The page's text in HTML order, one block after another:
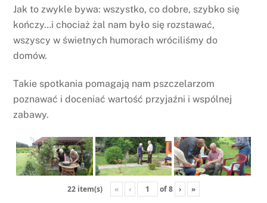
Jak to zwykle bywa: wszystko, co dobre, szybko się
kończy…i chociaż żal nam było się rozstawać,
wszyscy w świetnych humorach wróciliśmy do
domów.
Takie spotkania pomagają nam pszczelarzom
poznawać i doceniać wartość przyjaźni i wspólnej
zabawy.
22 item(s) « ‹ of8 › »